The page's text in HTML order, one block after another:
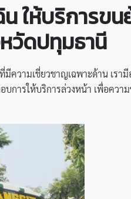
นให้บริการขน
วัดปทุมธานี
ความเชี่ยวชาญเฉพาะด้าน เรา
การให้บริการล่วงหน้า เพื่อควา